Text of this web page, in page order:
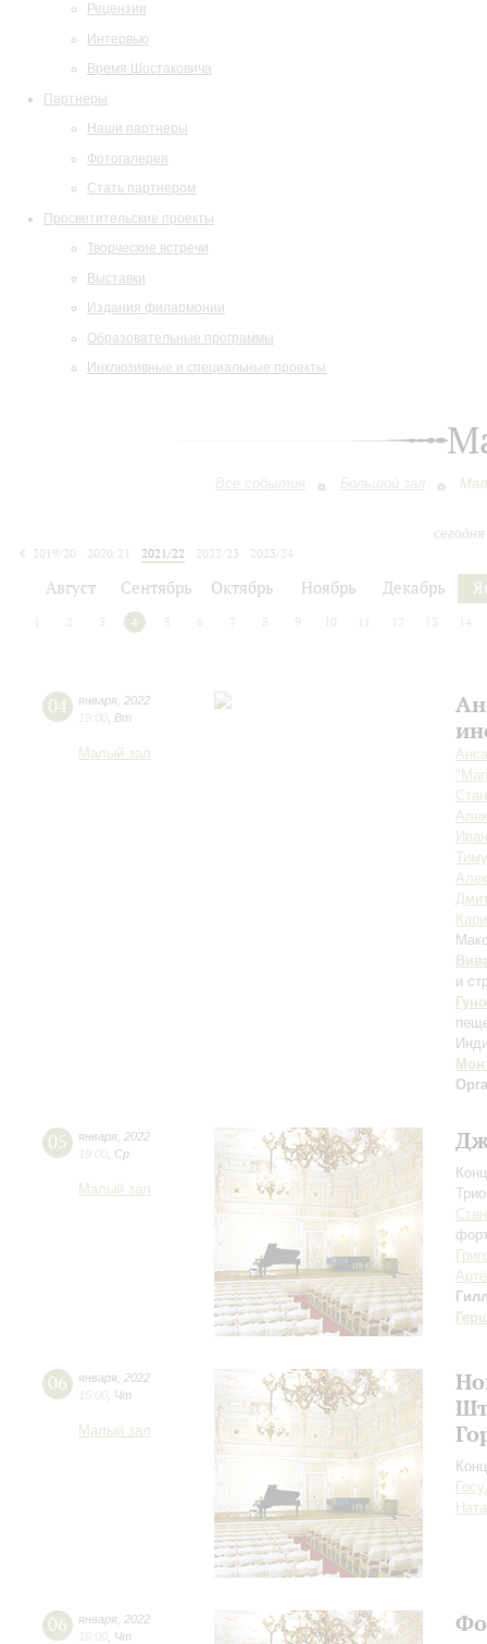
Рецензии
Интервью
Время Шостаковича
Партнеры
Наши партнеры
Фотогалерея
Стать партнером
Просветительские проекты
Творческие встречи
Выставки
Издания филармонии
Образовательные программы
Инклюзивные и специальные проекты
Все события Большой зал
2019/20
2020/21 2021/22 2022/23
2023/24
Август Сентябрь Октябрь Ноябрь Декабрь
1 2 3 4 5 6 7 8 9 10 12 13 14
04 января 2022
19:00 Вт
Малый зал
и
Гуно
05 января 2022
19:00 Ср
Малый зал
06 января 2022
15:00 Чт
Малый зал
06 января 2022
19:00 Чт